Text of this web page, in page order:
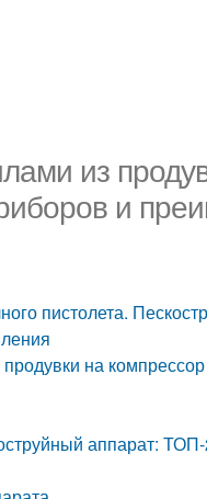
из
и
пистолета.
на
аппарат: